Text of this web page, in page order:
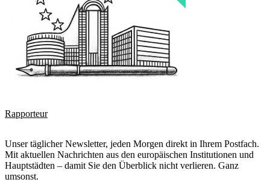
Rapporteur
Unser täglicher Newsletter, jeden Morgen direkt in Ihrem Postfach.
Mit aktuellen Nachrichten aus den europäischen Institutionen und
Hauptstädten – damit Sie den Überblick nicht verlieren. Ganz
umsonst.